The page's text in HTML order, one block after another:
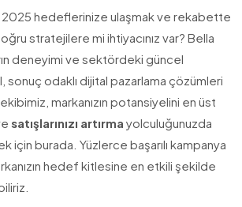
2025 hedeflerinize ulaşmak ve rekabette
stratejilere mi ihtiyacınız var? Bella
deneyimi ve sektördeki güncel
sonuç odaklı dijital pazarlama çözümleri
markanızın potansiyelini en üst
satışlarınızı artırma yolculuğunuzda
için burada. Yüzlerce başarılı kampanya
hedef kitlesine en etkili şekilde